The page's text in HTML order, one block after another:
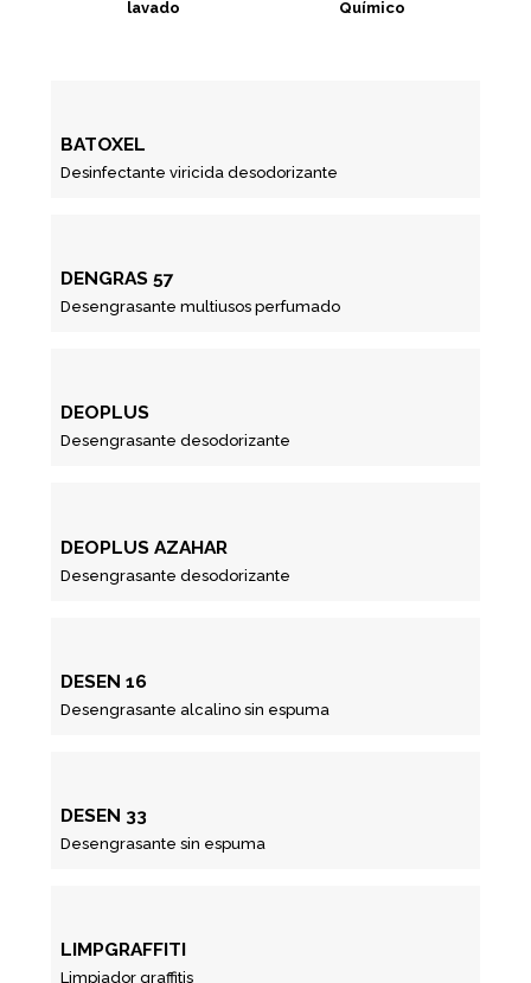
lavado
Químico
BATOXEL
Desinfectante viricida desodorizante
DENGRAS 57
Desengrasante multiusos perfumado
DEOPLUS
Desengrasante desodorizante
DEOPLUS AZAHAR
Desengrasante desodorizante
DESEN 16
Desengrasante alcalino sin espuma
DESEN 33
Desengrasante sin espuma
LIMPGRAFFITI
Limpiador graffitis